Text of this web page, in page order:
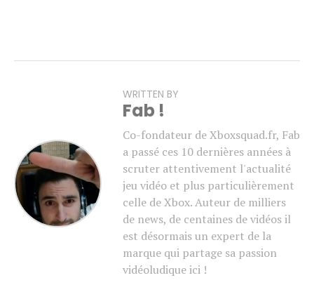
WRITTEN BY
Fab !
Co-fondateur de Xboxsquad.fr, Fab
a passé ces 10 dernières années à
scruter attentivement l'actualité
jeu vidéo et plus particulièrement
celle de Xbox. Auteur de milliers
de news, de centaines de vidéos il
est désormais un expert de la
marque qui partage sa passion
vidéoludique ici !